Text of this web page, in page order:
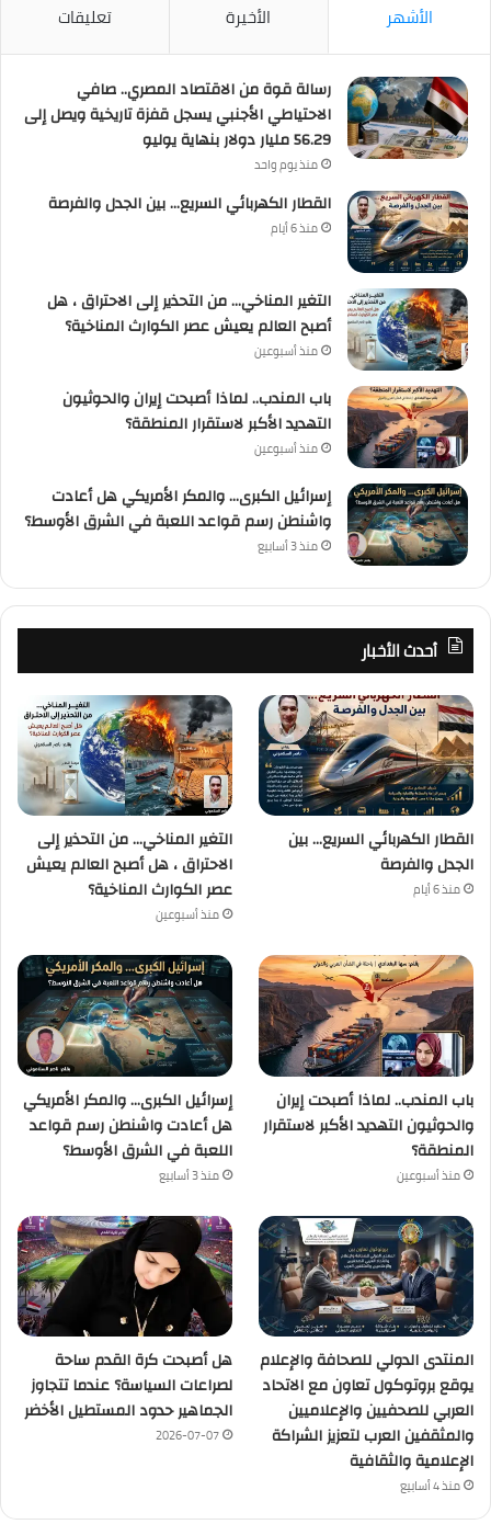
الأشهر الأخيرة تعليقات
رسالة قوة من الاقتصاد المصري.. صافي
الاحتياطي الأجنبي يسجل قفزة تاريخية ويصل إلى
56.29 مليار دولار بنهاية يوليو
منذ يوم واحد
القطار الكهربائي السريع… بين الجدل والفرصة
منذ 6 أيام
التغير المناخي… من التحذير إلى الاحتراق ، هل
أصبح العالم يعيش عصر الكوارث المناخية؟
منذ أسبوعين
باب المندب.. لماذا أصبحت إيران والحوثيون
التهديد الأكبر لاستقرار المنطقة؟
منذ أسبوعين
إسرائيل الكبرى… والمكر الأمريكي هل أعادت
واشنطن رسم قواعد اللعبة في الشرق الأوسط؟
منذ 3 أسابيع
أحدث الأخبار
القطار الكهربائي السريع… بين
الجدل والفرصة
منذ 6 أيام
التغير المناخي… من التحذير إلى
الاحتراق ، هل أصبح العالم يعيش
عصر الكوارث المناخية؟
منذ أسبوعين
باب المندب.. لماذا أصبحت إيران
والحوثيون التهديد الأكبر لاستقرار
المنطقة؟
منذ أسبوعين
إسرائيل الكبرى… والمكر الأمريكي
هل أعادت واشنطن رسم قواعد
اللعبة في الشرق الأوسط؟
منذ 3 أسابيع
المنتدى الدولي للصحافة والإعلام
يوقع بروتوكول تعاون مع الاتحاد
العربي للصحفيين والإعلاميين
والمثقفين العرب لتعزيز الشراكة
الإعلامية والثقافية
منذ 4 أسابيع
هل أصبحت كرة القدم ساحة
لصراعات السياسة؟ عندما تتجاوز
الجماهير حدود المستطيل الأخضر
2026-07-07